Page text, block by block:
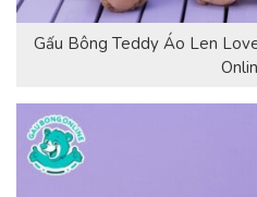
Gấu Bông Teddy Áo Len